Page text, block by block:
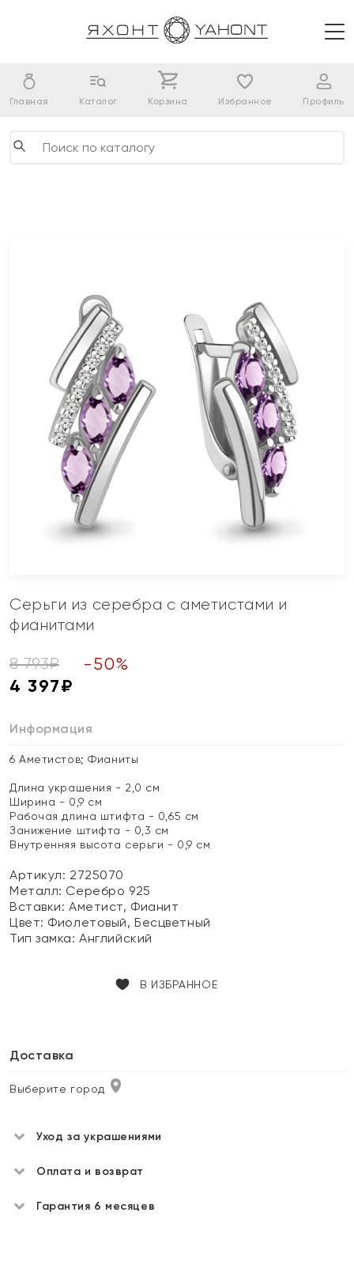
Главная Каталог Корзина Избранное Профиль
Серьги из серебра с аметистами и
фианитами
8 793₽ -50%
4 397₽
Информация
6 Аметистов; Фианиты
Длина украшения - 2,0 см
Ширина - 0,9 см
Рабочая длина штифта - 0,65 см
Занижение штифта - 0,3 см
Внутренняя высота серьги - 0,9 см
Артикул: 2725070
Металл: Серебро 925
Вставки:Аметист, Фианит
Цвет: Фиолетовый, Бесцветный
Тип замка:Английский
В ИЗБРАННОЕ
Доставка
Выберите город
Уход за украшениями
Оплата и возврат
Гарантия 6 месяцев